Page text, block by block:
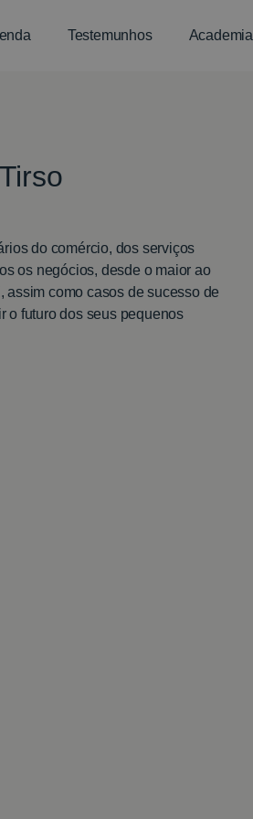
Testemunhos Academia
do comércio, dos serviços
os negócios, desde o maior ao
como casos de sucesso de
o futuro dos seus pequenos